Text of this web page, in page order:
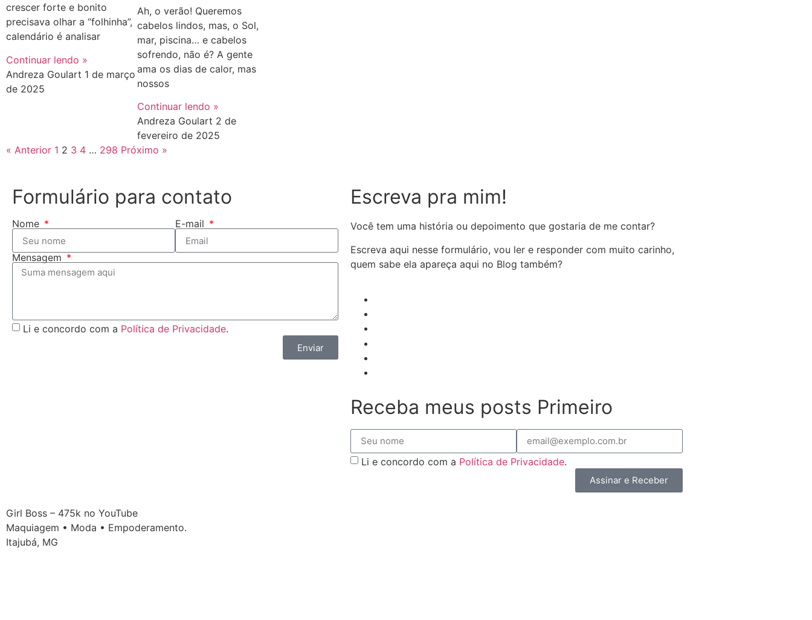
crescer forte e bonito
precisava olhar a “folhinha”,
calendário é analisar
Continuar lendo »
Andreza Goulart 1 de março
de 2025
Ah, o verão! Queremos
cabelos lindos, mas, o Sol,
mar, piscina… e cabelos
sofrendo, não é? A gente
ama os dias de calor, mas
nossos
Continuar lendo »
Andreza Goulart 2 de
fevereiro de 2025
« Anterior 1 2 3 4 … 298 Próximo »
Formulário para contato
Nome E-mail
Mensagem
Li e concordo com a Política de Privacidade.
Enviar
Escreva pra mim!
Você tem uma história ou depoimento que gostaria de me contar?
Escreva aqui nesse formulário, vou ler e responder com muito carinho,
quem sabe ela apareça aqui no Blog também?
Girl Boss – 475k no YouTube
Maquiagem • Moda • Empoderamento.
Itajubá, MG
Receba meus posts Primeiro
Li e concordo com a Política de Privacidade.
Assinar e Receber